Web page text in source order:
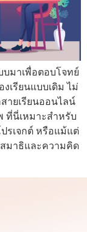
มาเพื่อตอบโจทย์
เรียนแบบเดิม ไม่
ายเรียนออนไลน์
ที่นี่เหมาะสำหรับ
รเจกต์ หรือแม้แต่
สมาธิและความคิด